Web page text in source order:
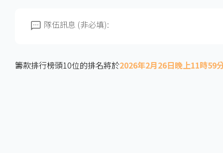
隊伍訊息 (非必填):
籌款排行榜頭10位的排名將於2026年2月26日晚上11時59